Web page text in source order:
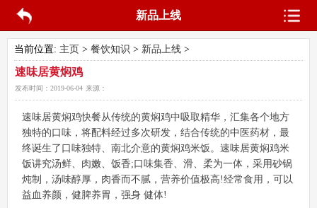
新品上线
当前位置: 主页 > 餐饮知识 > 新品上线>
速味居黄焖鸡
发布时间： 2019-06-04 来源：
速味居黄焖鸡快餐从传统的黄焖鸡中吸取精华，汇集各个地方
独特的口味，将配料经过多次研发，结合传统的中医药材，最
终诞生了口味独特、南北介意的黄焖鸡米饭。速味居黄焖鸡米
饭讲究汤鲜、肉嫩、饭香;口味集香、滑、柔为一体，采用砂锅
炖制，汤味醇厚，肉香而不腻，营养价值极高!经常食用，可以
益血养颜，健脾养胃，强身 健体!